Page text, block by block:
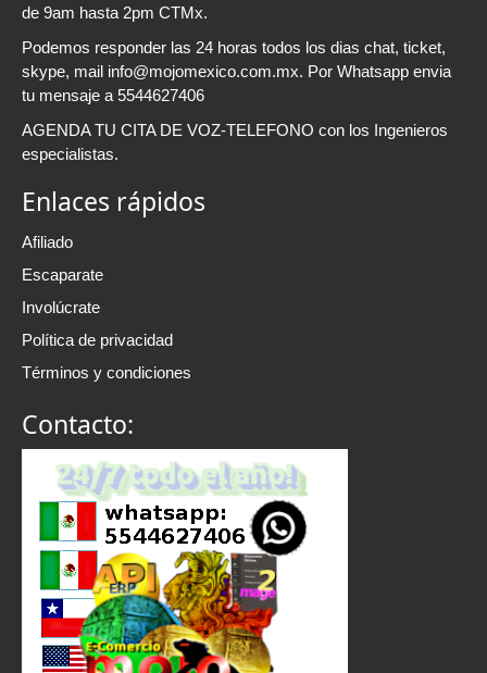
de 9am hasta 2pm CTMx.
Podemos responder las 24 horas todos los dias chat, ticket,
skype, mail info@mojomexico.com.mx. Por Whatsapp envia
tu mensaje a 5544627406
AGENDA TU CITA DE VOZ-TELEFONO con los Ingenieros
especialistas.
Enlaces rápidos
Afiliado
Escaparate
Involúcrate
Política de privacidad
Términos y condiciones
Contacto: